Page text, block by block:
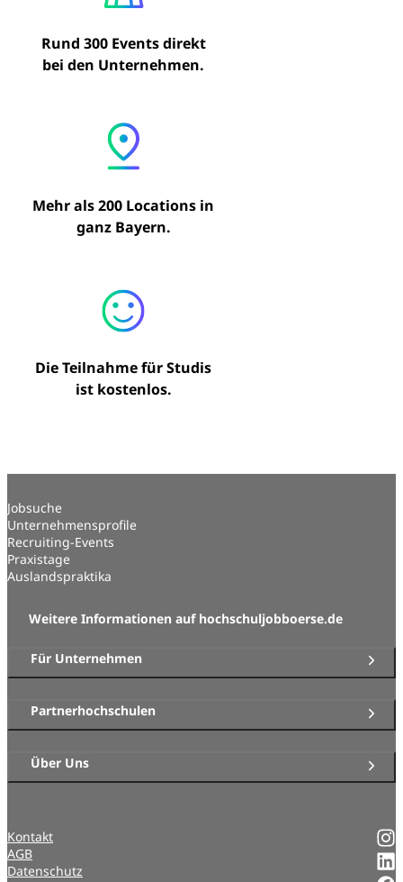
Rund 300 Events direkt
bei den Unternehmen.
Mehr als 200 Locations in
ganz Bayern.
Die Teilnahme für Studis
ist kostenlos.
Jobsuche
Unternehmensprofile
Recruiting-Events
Praxistage
Auslandspraktika
Weitere Informationen auf hochschuljobboerse.de
Für Unternehmen
Partnerhochschulen
Über Uns
Kontakt
AGB
Datenschutz